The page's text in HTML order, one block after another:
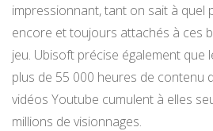
impressionnant, tant on sait à quel
encore et toujours attachés à ces
jeu. Ubisoft précise également que
plus de 55 000 heures de contenu
vidéos Youtube cumulent à elles
millions de visionnages.